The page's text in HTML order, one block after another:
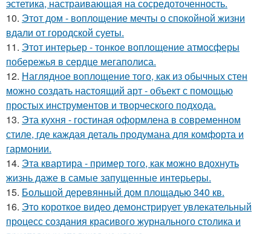
эстетика, настраивающая на сосредоточенность.
10. Этот дом - воплощение мечты о спокойной жизни
вдали от городской суеты.
11. Этот интерьер - тонкое воплощение атмосферы
побережья в сердце мегаполиса.
12. Наглядное воплощение того, как из обычных стен
можно создать настоящий арт - объект с помощью
простых инструментов и творческого подхода.
13. Эта кухня - гостиная оформлена в современном
стиле, где каждая деталь продумана для комфорта и
гармонии.
14. Эта квартира - пример того, как можно вдохнуть
жизнь даже в самые запущенные интерьеры.
15. Большой деревянный дом площадью 340 кв.
16. Это короткое видео демонстрирует увлекательный
процесс создания красивого журнального столика и